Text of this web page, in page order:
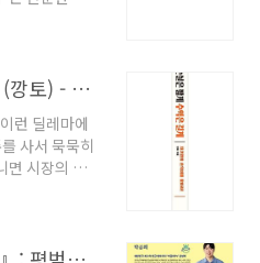
of
총 6개..
장 분석의 근
탄생시킨
하던 트레이
거의 모든 트
핵심 지표들
특정 종목을
시장의 움직
손실은 짧게 수익은 길게 (깡토) - 북리뷰
런 딜레마에
사서 묵묵히
면 시장의 흐
타는 추세
런 버핏과
전문가들의